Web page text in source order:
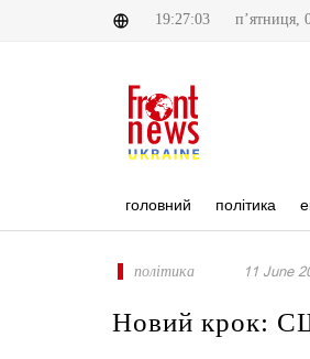
19:27:03 п’ятниця,
головний політика
політика 11 June
Новий крок: